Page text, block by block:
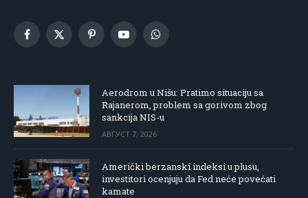
Facebook
X
PinterestYouTubeWhatsApp
Aerodrom u Nišu: Pratimo situaciju sa
Rajanerom, problem sa gorivom zbog
sankcija NIS-u
АВГУСТ 7, 2026
Američki berzanski indeksi u plusu,
investitori ocenjuju da Fed neće povećati
kamate